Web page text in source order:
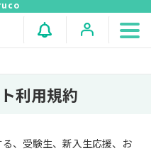
利用規約
、受験生、新入生応援、お